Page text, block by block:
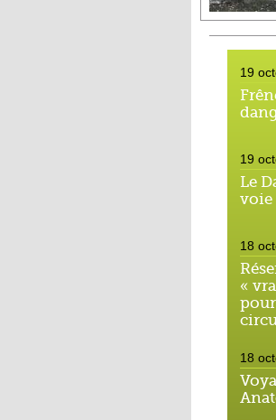
19
19
Le
voie
18
«
18